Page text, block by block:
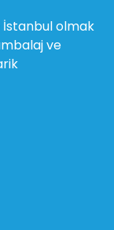
olmak
ve